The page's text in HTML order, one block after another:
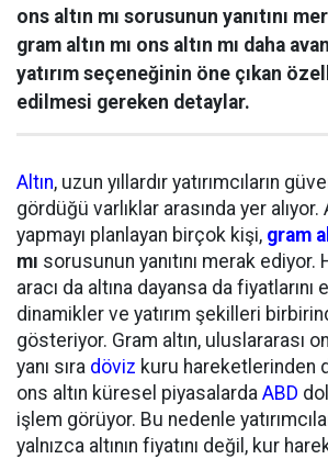
ons altın mı sorusunun yanıtını
gram altın mı ons altın mı daha
yatırım seçeneğinin öne çıkan
edilmesi gereken detaylar.
Altın, uzun yıllardır yatırımcıların
gördüğü varlıklar arasında yer alıyor.
yapmayı planlayan birçok kişi, gram
mı sorusunun yanıtını merak ediyor.
aracı da altına dayansa da fiyatlarını
dinamikler ve yatırım şekilleri
gösteriyor. Gram altın, uluslararası
yanı sıra döviz kuru hareketlerinden
ons altın küresel piyasalarda ABD
işlem görüyor. Bu nedenle
yalnızca altının fiyatını değil, kur